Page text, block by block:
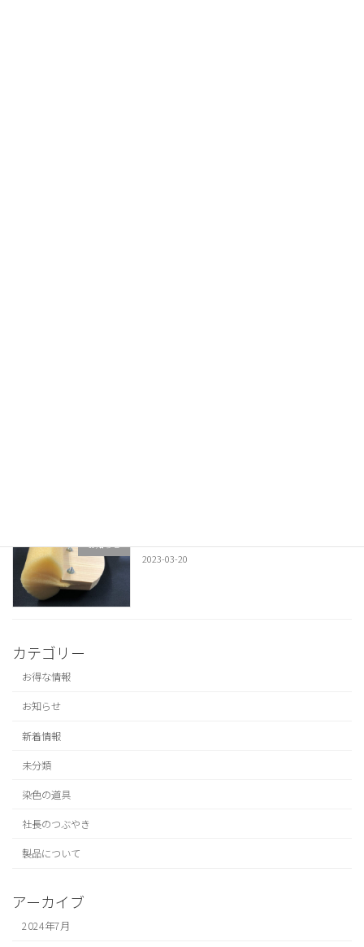
お知らせ
2023-03-20
カテゴリー
お得な情報
お知らせ
新着情報
未分類
染色の道具
社長のつぶやき
製品について
アーカイブ
2024年7月